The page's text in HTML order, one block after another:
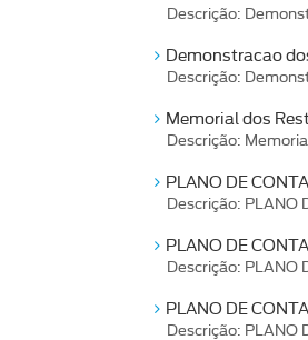
Descrição:
Demonstracao
Descrição:
Memorial dos
Descrição:
PLANO DE
Descrição: PLANO
PLANO DE
Descrição: PLANO
PLANO DE
Descrição: PLANO